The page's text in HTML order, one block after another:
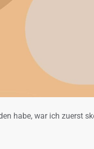
habe, war ich zuerst